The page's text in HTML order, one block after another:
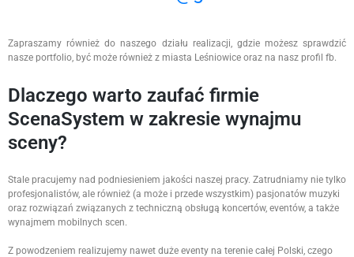
Zapraszamy również do naszego działu realizacji, gdzie możesz sprawdzić
nasze portfolio, być może również z miasta Leśniowice oraz na nasz profil fb.
Dlaczego warto zaufać firmie
ScenaSystem w zakresie wynajmu
sceny?
Stale pracujemy nad podniesieniem jakości naszej pracy. Zatrudniamy nie tylko
profesjonalistów, ale również (a może i przede wszystkim) pasjonatów muzyki
oraz rozwiązań związanych z techniczną obsługą koncertów, eventów, a także
wynajmem mobilnych scen.
Z powodzeniem realizujemy nawet duże eventy na terenie całej Polski, czego